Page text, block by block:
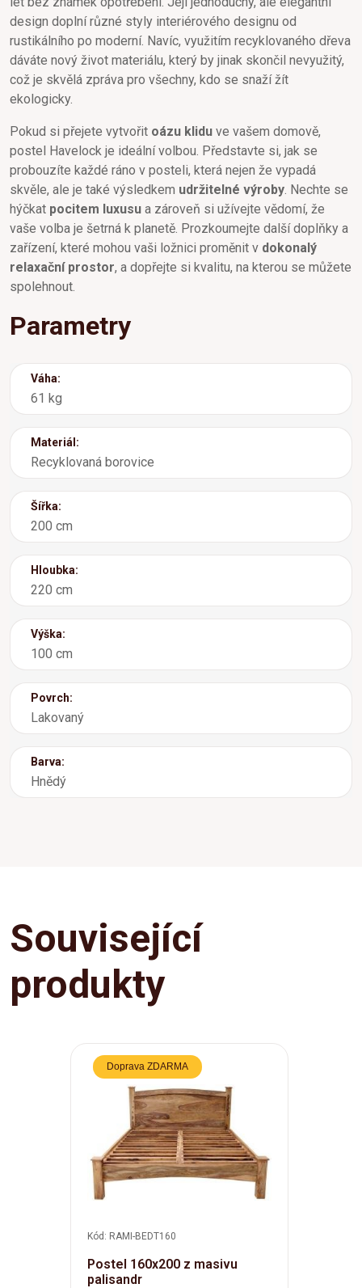
design doplní různé styly interiérového designu od
rustikálního po moderní. Navíc, využitím recyklovaného dřeva
dáváte nový život materiálu, který by jinak skončil nevyužitý,
což je skvělá zpráva pro všechny, kdo se snaží žít
ekologicky.
Pokud si přejete vytvořit oázu klidu ve vašem domově,
postel Havelock je ideální volbou. Představte si, jak se
probouzíte každé ráno v posteli, která nejen že vypadá
skvěle, ale je také výsledkem udržitelné výroby . Nechte se
hýčkat pocitem luxusu a zároveň si užívejte vědomí, že
vaše volba je šetrná k planetě. Prozkoumejte další doplňky a
zařízení, které mohou vaši ložnici proměnit v dokonalý
relaxační prostor, a dopřejte si kvalitu, na kterou se můžete
spolehnout.
Parametry
Váha:
61 kg
Materiál:
Recyklovaná borovice
Šířka:
200 cm
Hloubka:
220 cm
Výška:
100 cm
Povrch:
Lakovaný
Barva:
Hnědý
Související
produkty
Doprava ZDARMA
Kód: RAMI-BEDT160
Postel 160x200 z masivu
palisandr